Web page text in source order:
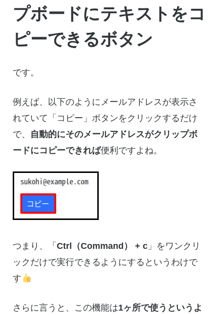
プボードにテキストをコ
ピーできるボタン
です。
例えば、以下のようにメールアドレスが表示さ
れていて「コピー」ボタンをクリックするだけ
で、 自動的にそのメールアドレスがクリップボ
ードにコピーできれば便利ですよね。
つまり、「Ctrl（Command） + c 」をワンクリ
ックだけで実行できるようにするというわけで
す
さらに言うと、この機能は1ヶ所で使うというよ